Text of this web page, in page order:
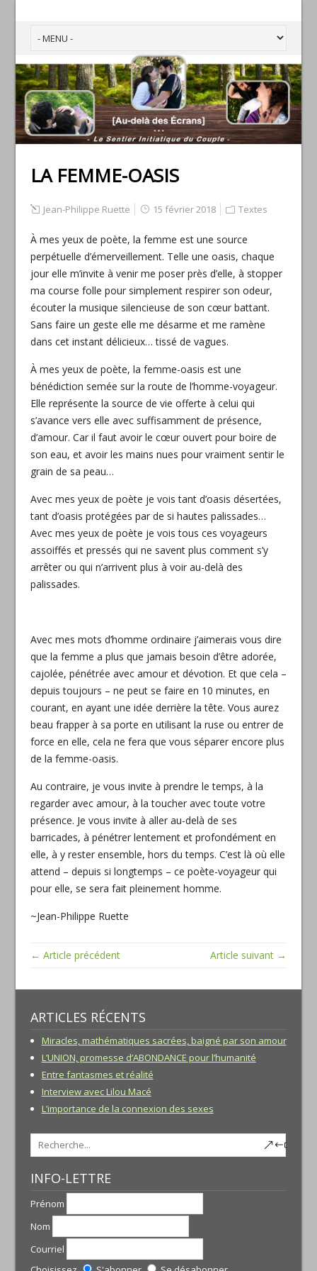
LA FEMME-OASIS
Jean-Philippe Ruette 15 février 2018 Textes
À mes yeux de poète, la femme est une source
perpétuelle d’émerveillement. Telle une oasis, chaque
jour elle m’invite à venir me poser près d’elle, à stopper
ma course folle pour simplement respirer son odeur,
écouter la musique silencieuse de son cœur battant.
Sans faire un geste elle me désarme et me ramène
dans cet instant délicieux… tissé de vagues.
À mes yeux de poète, la femme-oasis est une
bénédiction semée sur la route de l’homme-voyageur.
Elle représente la source de vie offerte à celui qui
s’avance vers elle avec suffisamment de présence,
d’amour. Car il faut avoir le cœur ouvert pour boire de
son eau, et avoir les mains nues pour vraiment sentir le
grain de sa peau…
Avec mes yeux de poète je vois tant d’oasis désertées,
tant d’oasis protégées par de si hautes palissades…
Avec mes yeux de poète je vois tous ces voyageurs
assoiffés et pressés qui ne savent plus comment s’y
arrêter ou qui n’arrivent plus à voir au-delà des
palissades.
Avec mes mots d’homme ordinaire j’aimerais vous dire
que la femme a plus que jamais besoin d’être adorée,
cajolée, pénétrée avec amour et dévotion. Et que cela –
depuis toujours – ne peut se faire en 10 minutes, en
courant, en ayant une idée derrière la tête. Vous aurez
beau frapper à sa porte en utilisant la ruse ou entrer de
force en elle, cela ne fera que vous séparer encore plus
de la femme-oasis.
Au contraire, je vous invite à prendre le temps, à la
regarder avec amour, à la toucher avec toute votre
présence. Je vous invite à aller au-delà de ses
barricades, à pénétrer lentement et profondément en
elle, à y rester ensemble, hors du temps. C’est là où elle
attend – depuis si longtemps – ce poète-voyageur qui
pour elle, se sera fait pleinement homme.
~Jean-Philippe Ruette
← Article précédent Article suivant →
ARTICLES RÉCENTS
Miracles, mathématiques sacrées, baigné par son amour
L’UNION, promesse d’ABONDANCE pour l’humanité
Entre fantasmes et réalité
Interview avec Lilou Macé
L’importance de la connexion des sexes
INFO-LETTRE
Prénom
Nom
Courriel